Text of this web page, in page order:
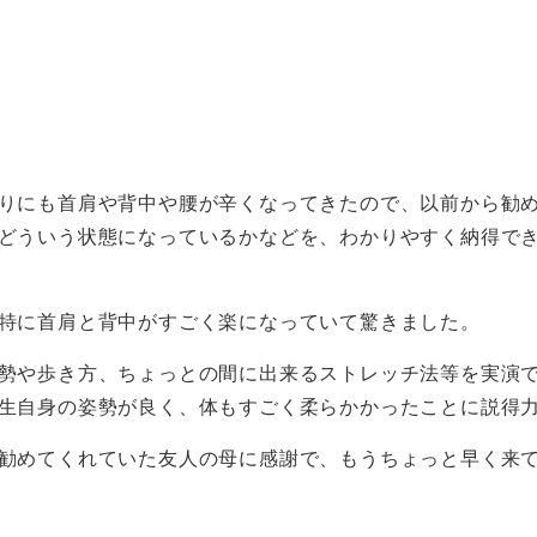
にも首肩や背中や腰が辛くなってきたので、以前から勧
ういう状態になっているかなどを、わかりやすく納得で
に首肩と背中がすごく楽になっていて驚きました。
や歩き方、ちょっとの間に出来るストレッチ法等を実演
自身の姿勢が良く、体もすごく柔らかかったことに説得
めてくれていた友人の母に感謝で、もうちょっと早く来